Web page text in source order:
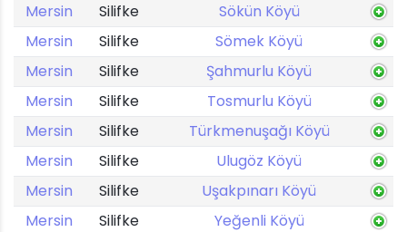
Mersin
Silifke
Sökün Köyü
Mersin
Silifke
Sömek Köyü
Mersin
Silifke
Şahmurlu Köyü
Mersin
Silifke
Tosmurlu Köyü
Mersin
Silifke
Türkmenuşağı Köyü
Mersin
Silifke
Ulugöz Köyü
Mersin
Silifke
Uşakpınarı Köyü
Mersin
Silifke
Yeğenli Köyü